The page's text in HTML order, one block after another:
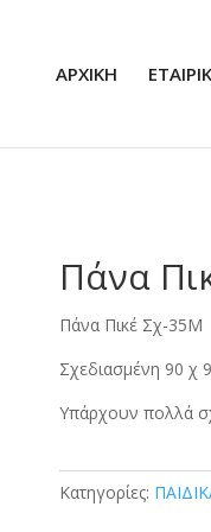
ΑΡΧΙΚΗ
Πάνα
Πάνα Πικέ Σχ-35Μ
Σχεδιασμένη 90 χ
Υπάρχουν πολλά
Κατηγορίες: